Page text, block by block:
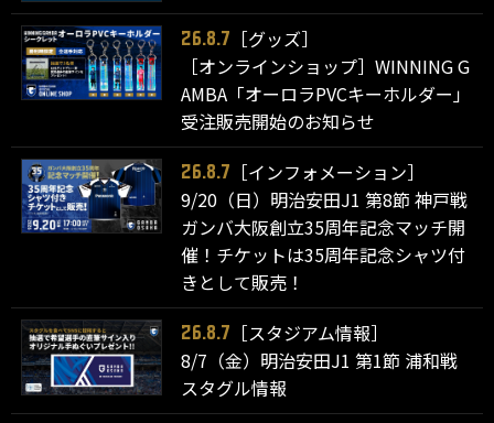
26.8.7
［グッズ］
［オンラインショップ］WINNING G
AMBA「オーロラPVCキーホルダー」
受注販売開始のお知らせ
26.8.7
［インフォメーション］
9/20（日）明治安田J1 第8節 神戸戦
ガンバ大阪創立35周年記念マッチ開
催！チケットは35周年記念シャツ付
きとして販売！
26.8.7
［スタジアム情報］
8/7（金）明治安田J1 第1節 浦和戦
スタグル情報